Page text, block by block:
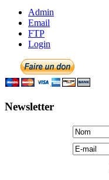
Admin
Email
FTP
Login
Newsletter